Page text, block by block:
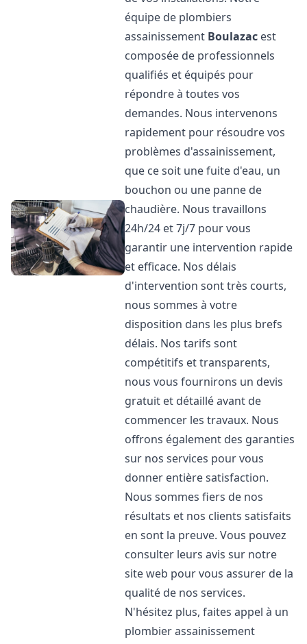
équipe de plombiers
assainissement Boulazac est
composée de professionnels
qualifiés et équipés pour
répondre à toutes vos
demandes. Nous intervenons
rapidement pour résoudre vos
problèmes d'assainissement,
que ce soit une fuite d'eau, un
bouchon ou une panne de
chaudière. Nous travaillons
24h/24 et 7j/7 pour vous
garantir une intervention rapide
et efficace. Nos délais
d'intervention sont très courts,
nous sommes à votre
disposition dans les plus brefs
délais. Nos tarifs sont
compétitifs et transparents,
nous vous fournirons un devis
gratuit et détaillé avant de
commencer les travaux. Nous
offrons également des garanties
sur nos services pour vous
donner entière satisfaction.
Nous sommes fiers de nos
résultats et nos clients satisfaits
en sont la preuve. Vous pouvez
consulter leurs avis sur notre
site web pour vous assurer de la
qualité de nos services.
N'hésitez plus, faites appel à un
plombier assainissement